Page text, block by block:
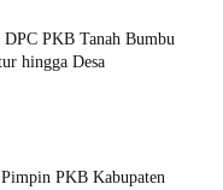
PKB Tanah Bumbu
hingga Desa
PKB Kabupaten